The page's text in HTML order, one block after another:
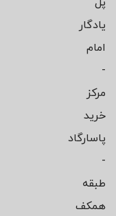
یادگار
امام
-
مرکز
خرید
پاسارگاد
-
طبقه
همکف